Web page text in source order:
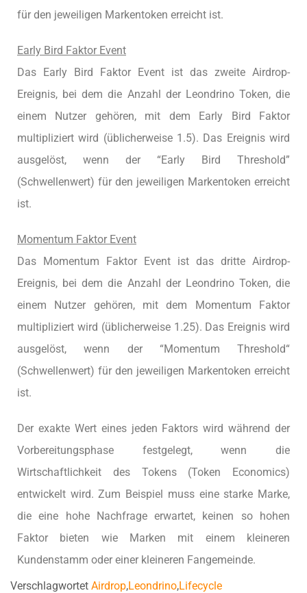
für den jeweiligen Markentoken erreicht ist.
Early Bird Faktor Event
Das Early Bird Faktor Event ist das zweite Airdrop-
Ereignis, bei dem die Anzahl der Leondrino Token, die
einem Nutzer gehören, mit dem Early Bird Faktor
multipliziert wird (üblicherweise 1.5). Das Ereignis wird
ausgelöst, wenn der “Early Bird Threshold”
(Schwellenwert) für den jeweiligen Markentoken erreicht
ist.
Momentum Faktor Event
Das Momentum Faktor Event ist das dritte Airdrop-
Ereignis, bei dem die Anzahl der Leondrino Token, die
einem Nutzer gehören, mit dem Momentum Faktor
multipliziert wird (üblicherweise 1.25). Das Ereignis wird
ausgelöst, wenn der “Momentum Threshold“
(Schwellenwert) für den jeweiligen Markentoken erreicht
ist.
Der exakte Wert eines jeden Faktors wird während der
Vorbereitungsphase festgelegt, wenn die
Wirtschaftlichkeit des Tokens (Token Economics)
entwickelt wird. Zum Beispiel muss eine starke Marke,
die eine hohe Nachfrage erwartet, keinen so hohen
Faktor bieten wie Marken mit einem kleineren
Kundenstamm oder einer kleineren Fangemeinde.
Verschlagwortet Airdrop,Leondrino,Lifecycle